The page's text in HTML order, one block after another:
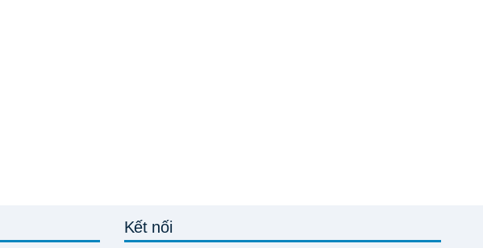
Kết nối